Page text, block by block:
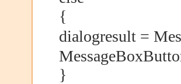
{
dialogresult =
}